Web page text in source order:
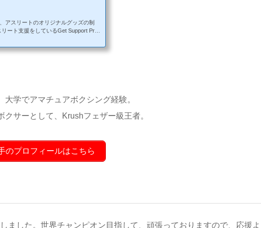
アスリートのオリジナルグッズの制
ート支援をしているGet Support Proj
Projectとは？対アスリート：ご自身
ー：好きなアスリートのオリジナル
大学でアマチュアボクシング経験。
クサーとして、Krushフェザー級王者。
のプロフィールはこちら
ました。世界チャンピオン目指して、頑張っておりますので、応援